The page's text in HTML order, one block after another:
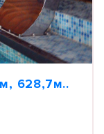
628,7м..